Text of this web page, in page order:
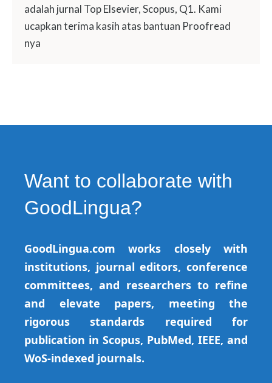
adalah jurnal Top Elsevier, Scopus, Q1. Kami
ucapkan terima kasih atas bantuan Proofread
nya
Want to collaborate with
GoodLingua?
GoodLingua.com works closely with
institutions, journal editors, conference
committees, and researchers to refine
and elevate papers, meeting the
rigorous standards required for
publication in Scopus, PubMed, IEEE, and
WoS-indexed journals.